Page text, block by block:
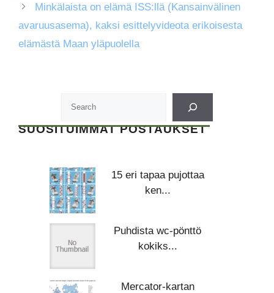
Minkälaista on elämä ISS:llä (Kansainvälinen
avaruusasema), kaksi esittelyvideota erikoisesta
elämästä Maan yläpuolella
SUOSITUIMMAT POSTAUKSET
15 eri tapaa pujottaa
ken...
Puhdista wc-pönttö
kokiks...
Mercator-kartan